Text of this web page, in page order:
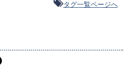
タグ一覧ページへ